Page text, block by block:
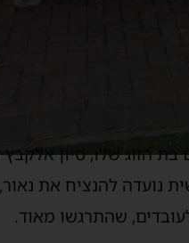
שלו, סיון אלקבץ